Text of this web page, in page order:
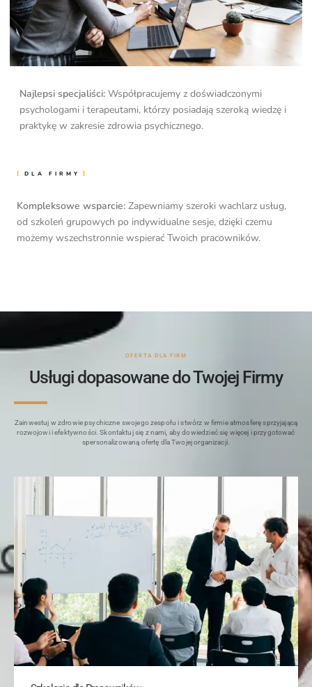
Niniejsza strona korzysta z plików cookie
Wykorzystujemy pliki cookie do spersonalizowania treści
i reklam, aby oferować funkcje społecznościowe i
analizować ruch w naszej witrynie. Informacje o tym, jak
korzystasz z naszej witryny, udostępniamy partnerom
społecznościowym, reklamowym i analitycznym.
Najlepsi specjaliści: Współpracujemy z doświadczonymi
psychologami i terapeutami, którzy posiadają szeroką wiedzę i
praktykę w zakresie zdrowia psychicznego.
DLA FIRMY
Kompleksowe wsparcie: Zapewniamy szeroki wachlarz usług,
od szkoleń grupowych po indywidualne sesje, dzięki czemu
możemy wszechstronnie wspierać Twoich pracowników.
OFERTA DLA FIRM
Usługi dopasowane do Twojej Firmy
Zainwestuj w zdrowie psychiczne swojego zespołu i stwórz w firmie atmosferę sprzyjającą
rozwojowi i efektywności. Skontaktuj się z nami, aby dowiedzieć się więcej i przygotować
spersonalizowaną ofertę dla Twojej organizacji.